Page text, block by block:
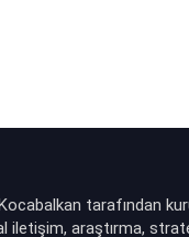
tarafından
iletişim, araştırma,